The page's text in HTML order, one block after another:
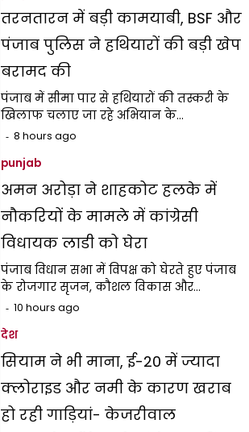
तरनतारन में बड़ी कामयाबी, BSF और
पंजाब पुलिस ने हथियारों की बड़ी खेप
बरामद की
पंजाब में सीमा पार से हथियारों की तस्करी के
खिलाफ चलाए जा रहे अभियान के…
8 hours ago
punjab
अमन अरोड़ा ने शाहकोट हलके में
नौकरियों के मामले में कांग्रेसी
विधायक लाडी को घेरा
पंजाब विधान सभा में विपक्ष को घेरते हुए पंजाब
के रोजगार सृजन, कौशल विकास और…
10 hours ago
देश
सियाम ने भी माना, ई-20 में ज्यादा
क्लोराइड और नमी के कारण खराब
हो रही गाड़ियां- केजरीवाल